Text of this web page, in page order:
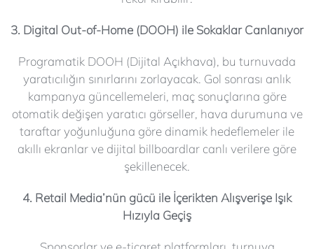
3. Digital Out-of-Home (DOOH) ile Sokaklar Canlanıyor
Programatik DOOH (Dijital Açıkhava), bu turnuvada
yaratıcılığın sınırlarını zorlayacak. Gol sonrası anlık
kampanya güncellemeleri, maç sonuçlarına göre
otomatik değişen yaratıcı görseller, hava durumuna ve
taraftar yoğunluğuna göre dinamik hedeflemeler ile
akıllı ekranlar ve dijital billboardlar canlı verilere göre
şekillenecek.
4. Retail Media’nün gücü ile İçerikten Alışverişe Işık
Hızıyla Geçiş